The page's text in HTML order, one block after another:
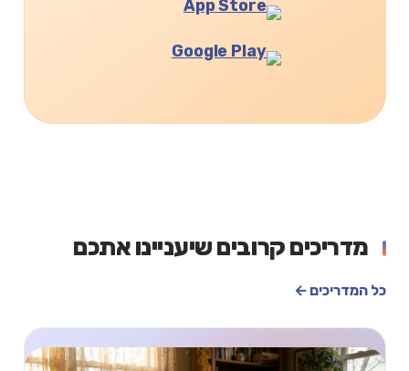
מדריכים קרובים שיעניינו אתכם
כל המדריכים ←